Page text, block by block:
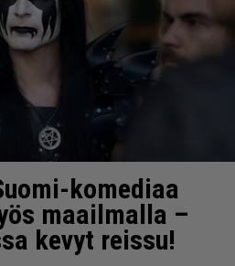
komediaa
maailmalla –
kevyt reissu!